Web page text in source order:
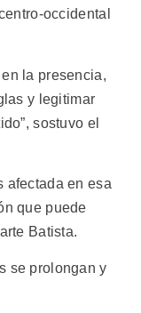
occidental
la presencia,
y legitimar
sostuvo el
afectada en esa
que puede
Batista.
se prolongan y